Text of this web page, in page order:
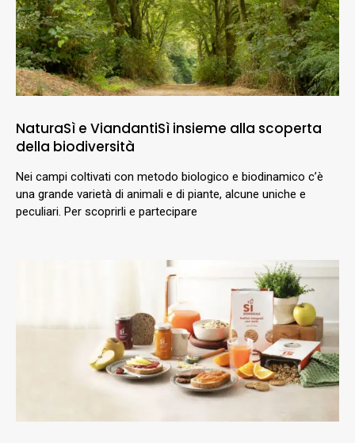
NaturaSì e ViandantiSì insieme alla scoperta
della biodiversità
Nei campi coltivati con metodo biologico e biodinamico c’è
una grande varietà di animali e di piante, alcune uniche e
peculiari. Per scoprirli e partecipare